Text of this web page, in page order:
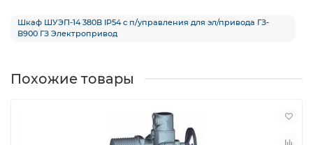
Шкаф ШУЭП-14 380В IP54 с п/управления для эл/привода ГЗ-
В900 ГЗ Электропривод
Похожие товары